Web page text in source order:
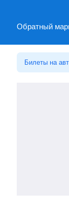
Обратный
Билеты на